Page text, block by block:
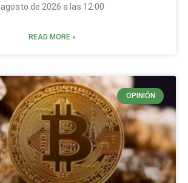
agosto de 2026 a las 12:00
READ MORE »
OPINIÓN